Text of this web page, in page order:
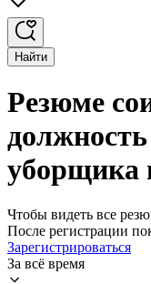
Найти
Резюме
уборщика
Чтобы видеть все
После регистрации
Зарегистрироваться
За всё время